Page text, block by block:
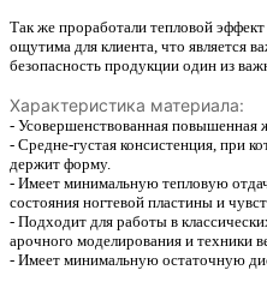
Так же проработали тепловой
ощутима для клиента, что является
безопасность продукции один из
Характеристика материала:
- Усовершенствованная повышенная
- Средне-густая консистенция, при
держит форму.
- Имеет минимальную тепловую
состояния ногтевой пластины и
- Подходит для работы в
арочного моделирования и техники
- Имеет минимальную остаточную